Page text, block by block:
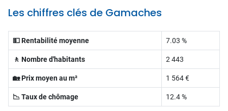
Les chiffres clés de Gamaches
💵 Rentabilité moyenne 7.03 %
🚶 Nombre d'habitants 2 443
🏡 Prix moyen au m² 1 564 €
📉 Taux de chômage 12.4 %